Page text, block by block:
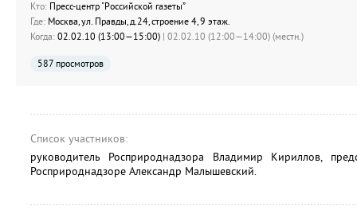
Кто: Пресс-центр "Российской газеты”
Где: Москва, ул. Правды, д.24, строение 4, 9 этаж.
Когда: 02.02.10 (13:00—15:00) | 02.02.10 (12:00—14:00) (местн.)
587 просмотров
Список участников:
руководитель Росприроднадзора Владимир Кириллов,
Росприроднадзоре Александр Малышевский.